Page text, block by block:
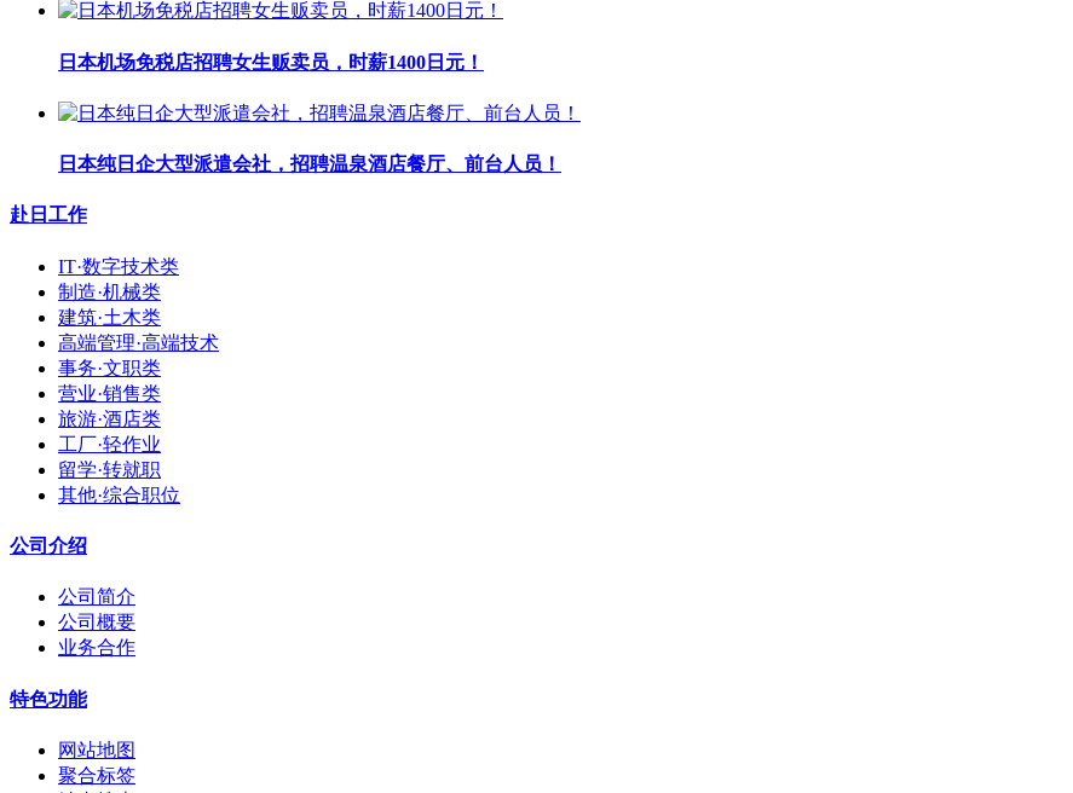
日本机场免税店招聘女生贩卖员，时薪1400日元！
日本纯日企大型派遣会社，招聘温泉酒店餐厅、前台人员！
赴日工作
IT·数字技术类
制造·机械类
建筑·土木类
高端管理·高端技术
事务·文职类
营业·销售类
旅游·酒店类
工厂·轻作业
留学·转就职
其他·综合职位
公司介绍
公司简介
公司概要
业务合作
特色功能
网站地图
聚合标签